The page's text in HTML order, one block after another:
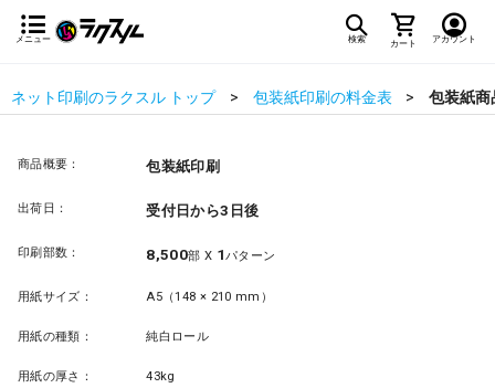
メニュー 検索 カート アカウント
ネット印刷のラクスル トップ 包装紙印刷の料金表 包装紙商
商品概要： 包装紙印刷
出荷日： 受付日から3日後
印刷部数： 8,500部 X 1パターン
用紙サイズ： A5（148 × 210 mm）
用紙の種類： 純白ロール
用紙の厚さ： 43kg